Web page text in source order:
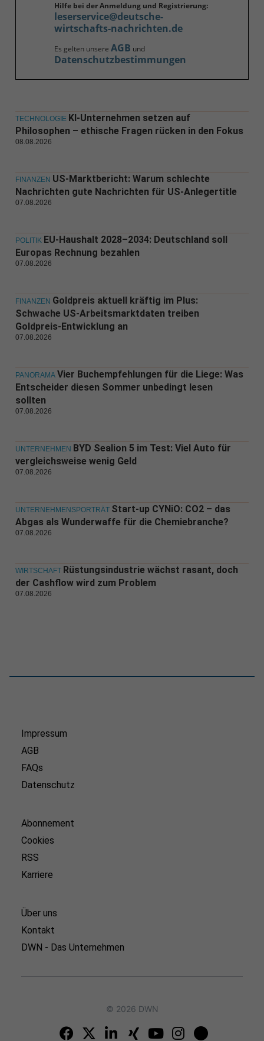
Hilfe bei der Anmeldung und Registrierung:
leserservice@deutsche-
wirtschafts-nachrichten.de
Es gelten unsere AGB und
Datenschutzbestimmungen
TECHNOLOGIE KI-Unternehmen setzen auf
Philosophen – ethische Fragen rücken in den Fokus
08.08.2026
FINANZEN US-Marktbericht: Warum schlechte
Nachrichten gute Nachrichten für US-Anlegertitle
07.08.2026
POLITIK EU-Haushalt 2028–2034: Deutschland soll
Europas Rechnung bezahlen
07.08.2026
FINANZEN Goldpreis aktuell kräftig im Plus:
Schwache US-Arbeitsmarktdaten treiben
Goldpreis-Entwicklung an
07.08.2026
PANORAMA Vier Buchempfehlungen für die Liege: Was
Entscheider diesen Sommer unbedingt lesen
sollten
07.08.2026
UNTERNEHMEN BYD Sealion 5 im Test: Viel Auto für
vergleichsweise wenig Geld
07.08.2026
UNTERNEHMENSPORTRÄT Start-up CYNiO: CO2 – das
Abgas als Wunderwaffe für die Chemiebranche?
07.08.2026
WIRTSCHAFT Rüstungsindustrie wächst rasant, doch
der Cashflow wird zum Problem
07.08.2026
Impressum
AGB
FAQs
Datenschutz
Abonnement
Cookies
RSS
Karriere
Über uns
Kontakt
DWN - Das Unternehmen
© 2026 DWN